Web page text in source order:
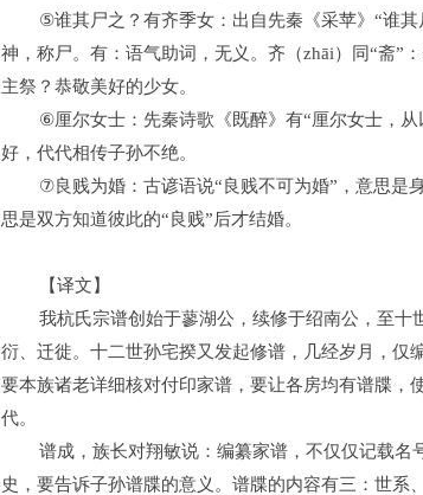
⑤谁其尸之 ？有齐季女：出自先秦《采苹》 “谁其
神，称尸。有：语气助词，无义。齐（zhāi）同“斋”
主祭？恭敬美好的少女。
⑥厘尔女士 ：先秦诗歌《既醉》有“厘尔女士，从
好，代代相传子孙不绝。
⑦良贱为婚 ：古谚语说“良贱不可为婚” ，意思是
思是双方知道彼此的“良贱”后才结婚。
【译文】
我杭氏宗谱创始于蓼湖公，续修于绍南公，至十
衍、 迁徙。十二世孙宅揆又 发起修谱 ， 几经岁月，仅
要本族诸老详细核对付印家谱 ， 要让各房均有谱牒，
代。
谱成，族长对翔敏说 ： 编纂家谱 ， 不仅仅记载名
史 ， 要告诉子孙谱牒的意义 。 谱牒的内容有三 ： 世系